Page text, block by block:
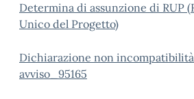
Determina di assunzione di RUP
Unico del Progetto)
Dichiarazione non incompatibilità
avviso_95165